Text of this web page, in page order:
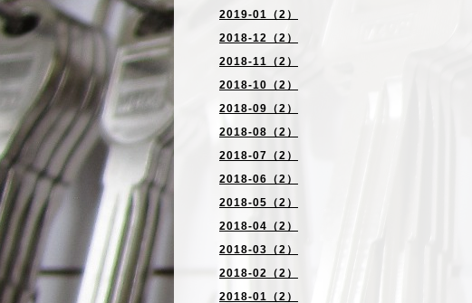
2019-01（2）
2018-12（2）
2018-11（2）
2018-10（2）
2018-09（2）
2018-08（2）
2018-07（2）
2018-06（2）
2018-05（2）
2018-04（2）
2018-03（2）
2018-02（2）
2018-01（2）